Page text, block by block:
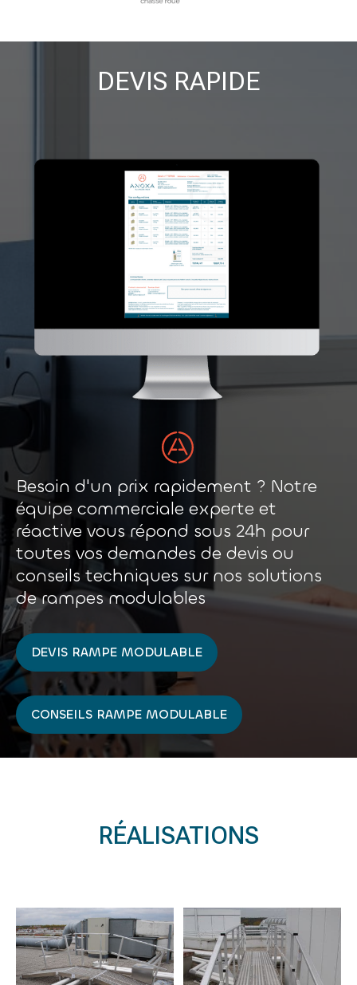
DEVIS RAPIDE
Besoin d'un prix rapidement ? Notre
équipe commerciale experte et
réactive vous répond sous 24h pour
toutes vos demandes de devis ou
conseils techniques sur nos solutions
de rampes modulables
DEVIS RAMPE MODULABLE
CONSEILS RAMPE MODULABLE
RÉALISATIONS